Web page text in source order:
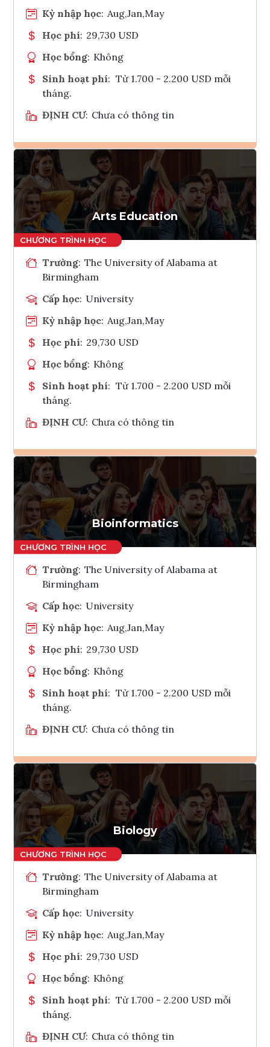
Kỳ nhập học: Aug,Jan,May
Học phí: 29,730 USD
Học bổng: Không
Sinh hoạt phí: Từ 1.700 - 2.200 USD mỗi
tháng.
ĐỊNH CƯ: Chưa có thông tin
Ghi danh
Tham vấn Interlink
Arts Education
Trường: The University of Alabama at
Birmingham
Cấp học: University
Kỳ nhập học: Aug,Jan,May
Học phí: 29,730 USD
Học bổng: Không
Sinh hoạt phí: Từ 1.700 - 2.200 USD mỗi
tháng.
ĐỊNH CƯ: Chưa có thông tin
Ghi danh
Tham vấn Interlink
Bioinformatics
Trường: The University of Alabama at
Birmingham
Cấp học: University
Kỳ nhập học: Aug,Jan,May
Học phí: 29,730 USD
Học bổng: Không
Sinh hoạt phí: Từ 1.700 - 2.200 USD mỗi
tháng.
ĐỊNH CƯ: Chưa có thông tin
Ghi danh
Tham vấn Interlink
Biology
Trường: The University of Alabama at
Birmingham
Cấp học: University
Kỳ nhập học: Aug,Jan,May
Học phí: 29,730 USD
Học bổng: Không
Sinh hoạt phí: Từ 1.700 - 2.200 USD mỗi
tháng.
ĐỊNH CƯ: Chưa có thông tin